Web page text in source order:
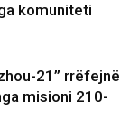
komuniteti
21” rrëfejnë
misioni 210-